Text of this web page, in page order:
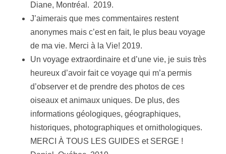
Diane, Montréal. 2019.
J’aimerais que mes commentaires restent
anonymes mais c’est en fait, le plus beau voyage
de ma vie. Merci à la Vie! 2019.
Un voyage extraordinaire et d’une vie, je suis très
heureux d’avoir fait ce voyage qui m’a permis
d’observer et de prendre des photos de ces
oiseaux et animaux uniques. De plus, des
informations géologiques, géographiques,
historiques, photographiques et ornithologiques.
MERCI À TOUS LES GUIDES et SERGE !